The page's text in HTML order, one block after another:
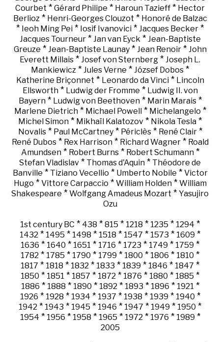
Courbet * Gérard Philipe * Haroun Tazieff * Hector
Berlioz* Henri-Georges Clouzot * Honoré de Balzac
* Ieoh Ming Pei * Iosif Ivanovici * Jacques Becker *
Jacques Tourneur* Jan van Eyck * Jean-Baptiste
Greuze * Jean-Baptiste Launay* Jean Renoir* John
Everett Millais * Josef von Sternberg * Joseph L.
Mankiewicz * Jules Verne * József Dobos *
Katherine Briçonnet * Leonardo da Vinci* Lincoln
Ellsworth* Ludwig der Fromme * Ludwig II. von
Bayern* Ludwig von Beethoven* Marin Marais*
Marlene Dietrich* Michael Powell * Michelangelo *
Michel Simon * Mikhaïl Kalatozov * Nikola Tesla *
Novalis* Paul McCartney* Périclès* René Clair*
René Dubos* Rex Harrison* Richard Wagner* Roald
Amundsen* Robert Burns* Robert Schumann*
Stefan Vladislav * Thomas d'Aquin * Théodore de
Banville * Tiziano Vecellio * Umberto Nobile * Victor
Hugo * Vittore Carpaccio * William Holden* William
Shakespeare * Wolfgang Amadeus Mozart * Yasujiro
Ozu
1st century BC * 438 * 815 * 1218 * 1235 * 1294 *
1432 * 1495 * 1498 * 1518 * 1547 * 1573 * 1609 *
1636 * 1640 * 1651 * 1716 * 1723 * 1749 * 1759 *
1782 * 1785 * 1790 * 1799 * 1800 * 1806 * 1810 *
1817 * 1818 * 1832 * 1833 * 1839 * 1846 * 1847 *
1850 * 1851 * 1857 * 1872 * 1876 * 1880 * 1885 *
1886 * 1888 * 1890 * 1892 * 1893 * 1896 * 1921 *
1926 * 1928 * 1934 * 1937 * 1938 * 1939 * 1940 *
1942 * 1943 * 1945 * 1946 * 1947 * 1949 * 1950 *
1954 * 1956 * 1958 * 1965 * 1972 * 1976 * 1989 *
2005